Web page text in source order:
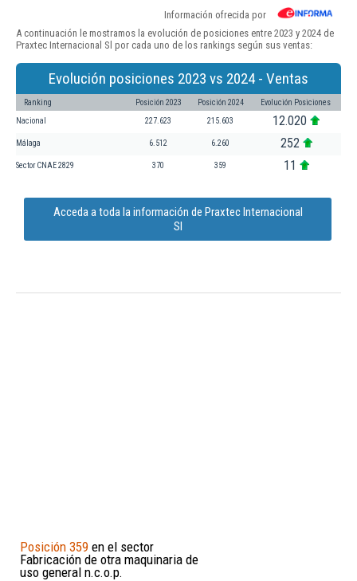
Información ofrecida por
A continuación le mostramos la evolución de posiciones entre 2023 y 2024 de
Praxtec Internacional Sl por cada uno de los rankings según sus ventas:
Evolución posiciones 2023 vs 2024 - Ventas
Ranking Posición 2023 Posición 2024 Evolución Posiciones
Nacional 227.623 215.603 12.020
Málaga 6.512 6.260 252
Sector CNAE 2829 370 359 11
Acceda a toda la información de Praxtec Internacional
Sl
Posición 359 en el sector
Fabricación de otra maquinaria de
uso general n.c.o.p.